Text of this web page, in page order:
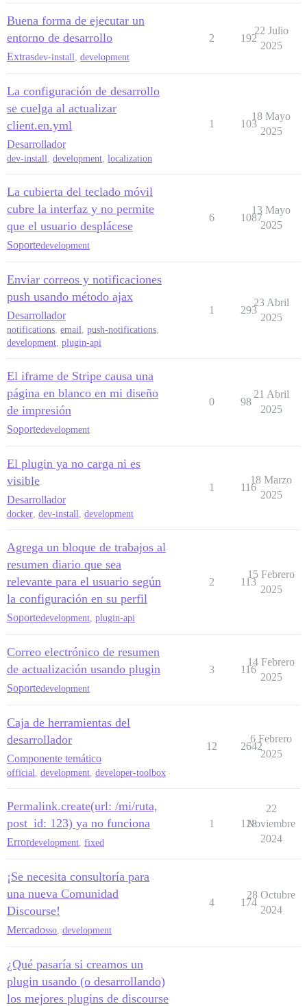
Buena forma de ejecutar un
entorno de desarrollo
Extrasdev-install development
2 192
22 Julio
2025
La configuración de desarrollo
se cuelga al actualizar
client.en.yml
Desarrollador
dev-install, development, localization
1 103
18 Mayo
2025
La cubierta del teclado móvil
cubre la interfaz y no permite
que el usuario desplácese
Soportedevelopment
6 1087
13 Mayo
2025
Enviar correos y notificaciones
push usando método ajax
Desarrollador
notifications, email, push-notifications,
development, plugin-api
1 293
23 Abril
2025
El iframe de Stripe causa una
página en blanco en mi diseño
de impresión
Soportedevelopment
0 98
21 Abril
2025
El plugin ya no carga ni es
visible
Desarrollador
docker, dev-install, development
1 116
18 Marzo
2025
Agrega un bloque de trabajos al
resumen diario que sea
relevante para el usuario según
la configuración en su perfil
Soportedevelopment plugin-api
2 113
15 Febrero
2025
Correo electrónico de resumen
de actualización usando plugin
Soportedevelopment
3 116
14 Febrero
2025
Caja de herramientas del
desarrollador
Componente temático
official, development, developer-toolbox
12 2642
6 Febrero
2025
Permalink.create(url: /mi/ruta,
post_id: 123) ya no funciona
Errordevelopment fixed
1 128
22
Noviembre
2024
¡Se necesita consultoría para
una nueva Comunidad
Discourse!
Mercadosso development
4 174
28 Octubre
2024
¿Qué pasaría si creamos un
plugin usando (o desarrollando)
los mejores plugins de discourse